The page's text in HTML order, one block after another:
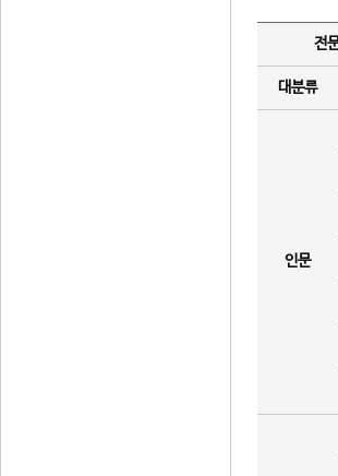
전
대분류
인문